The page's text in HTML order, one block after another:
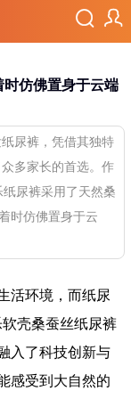
时仿佛置身于云端
尿裤，凭借其独特
多家长的首选。作
尿裤采用了天然桑
时仿佛置身于云
活环境，而纸尿
壳桑蚕丝纸尿裤
入了科技创新与
感受到大自然的